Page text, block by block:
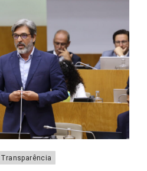
Transparência